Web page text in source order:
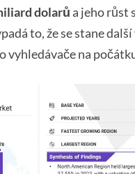
dolarů a jeho růst
to, že se stane
vyhledávače na